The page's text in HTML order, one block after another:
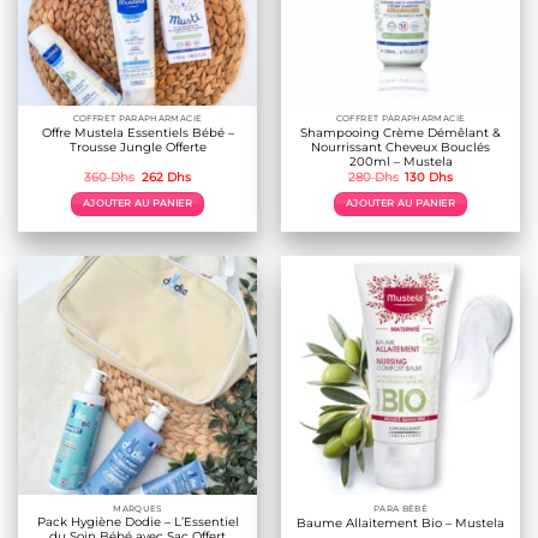
COFFRET PARAPHARMACIE
Offre Mustela Essentiels Bébé –
Trousse Jungle Offerte
360Dhs Le
initial
était :
360 Dhs.
262 DhsLe
actuel
est :
262 Dhs.
AJOUTER AU PANIER
COFFRET PARAPHARMACIE
Shampooing Crème Démêlant &
Nourrissant Cheveux Bouclés
200ml – Mustela
280Dhs Le
initial
était :
280 Dhs.
130 DhsLe
actuel
est :
130 Dhs.
AJOUTER AU PANIER
MARQUES
Pack Hygiène Dodie – L’Essentiel
PARA BÉBÉ
Baume Allaitement Bio – Mustela